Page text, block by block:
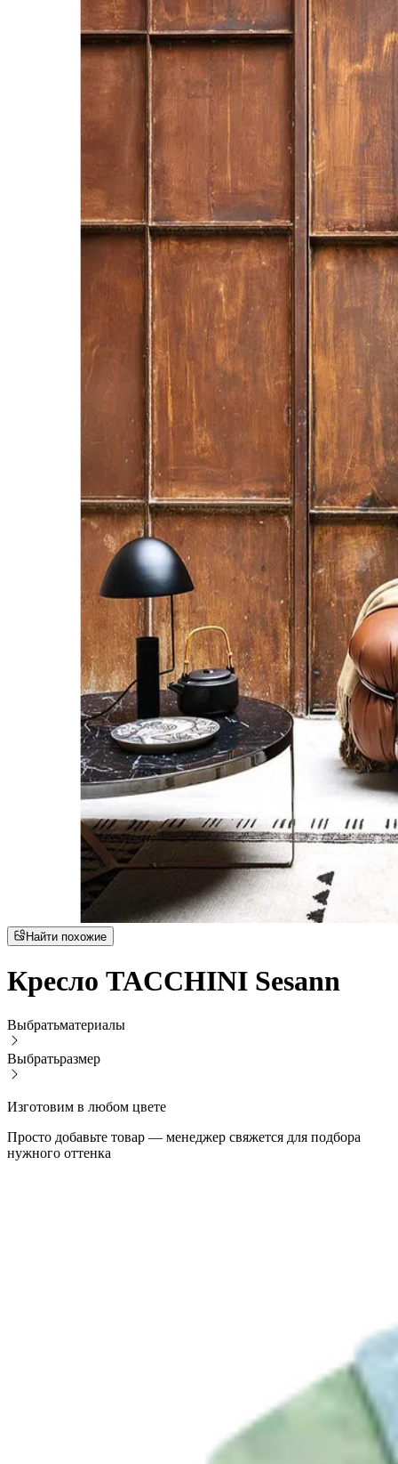
Найти похожие
Кресло TACCHINI Sesann
Выбратьматериалы
Выбратьразмер
Изготовим в любом цвете
Просто добавьте товар — менеджер свяжется для подбора
нужного оттенка